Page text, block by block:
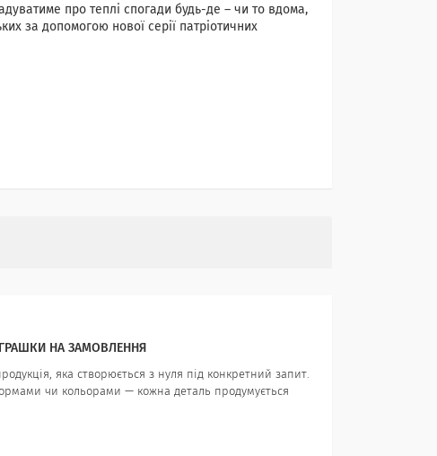
про теплі спогади будь-де – чи то вдома,
за допомогою нової серії патріотичних
НА ЗАМОВЛЕННЯ
яка створюється з нуля під конкретний запит.
чи кольорами — кожна деталь продумується